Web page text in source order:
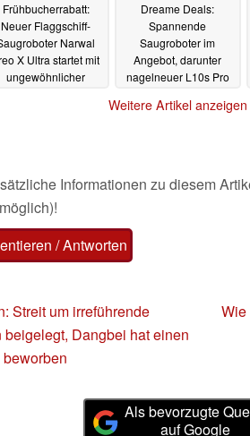
Frühbucherrabatt:
Neuer Flaggschiff-
Narwal
X Ultra startet mit
ungewöhnlicher
Dreame Deals:
Spannende
Saugroboter im
Angebot, darunter
nagelneuer L10s Pro
Flaggschiff L20 Ultra
Weitere Artikel anzeigen
Informationen zu diesem
/ Antworten
Streit um irreführende
Dangbei hat einen
Wie
Als bevorzugte
auf Google